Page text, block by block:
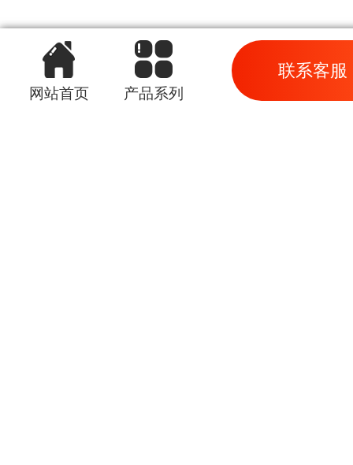
网站首页 产品系列
联系客服